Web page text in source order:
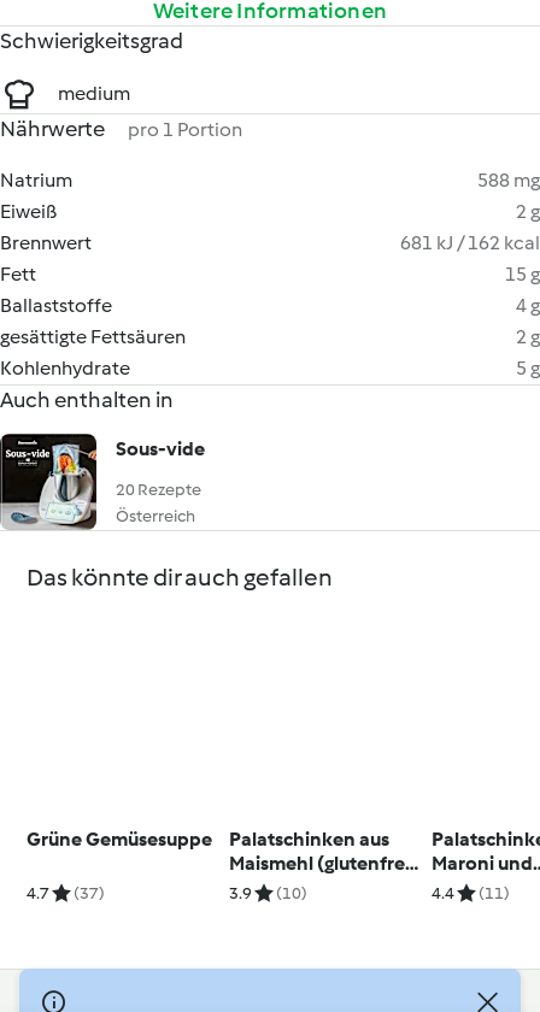
Weitere Informationen
Schwierigkeitsgrad
medium
Nährwerte pro 1 Portion
Natrium
588 mg
Eiweiß
2 g
Brennwert
681 kJ / 162 kcal
Fett
15 g
Ballaststoffe
4 g
gesättigte Fettsäuren
2 g
Kohlenhydrate
5 g
Auch enthalten in
Sous-vide
20 Rezepte
Österreich
Das könnte dir auch gefallen
Grüne Gemüsesuppe
4.7 (37)
Palatschinken aus
Maismehl (glutenfrei,
laktosefrei)
3.9 (10)
Maroni und
Buchweizen
4.4 (11)